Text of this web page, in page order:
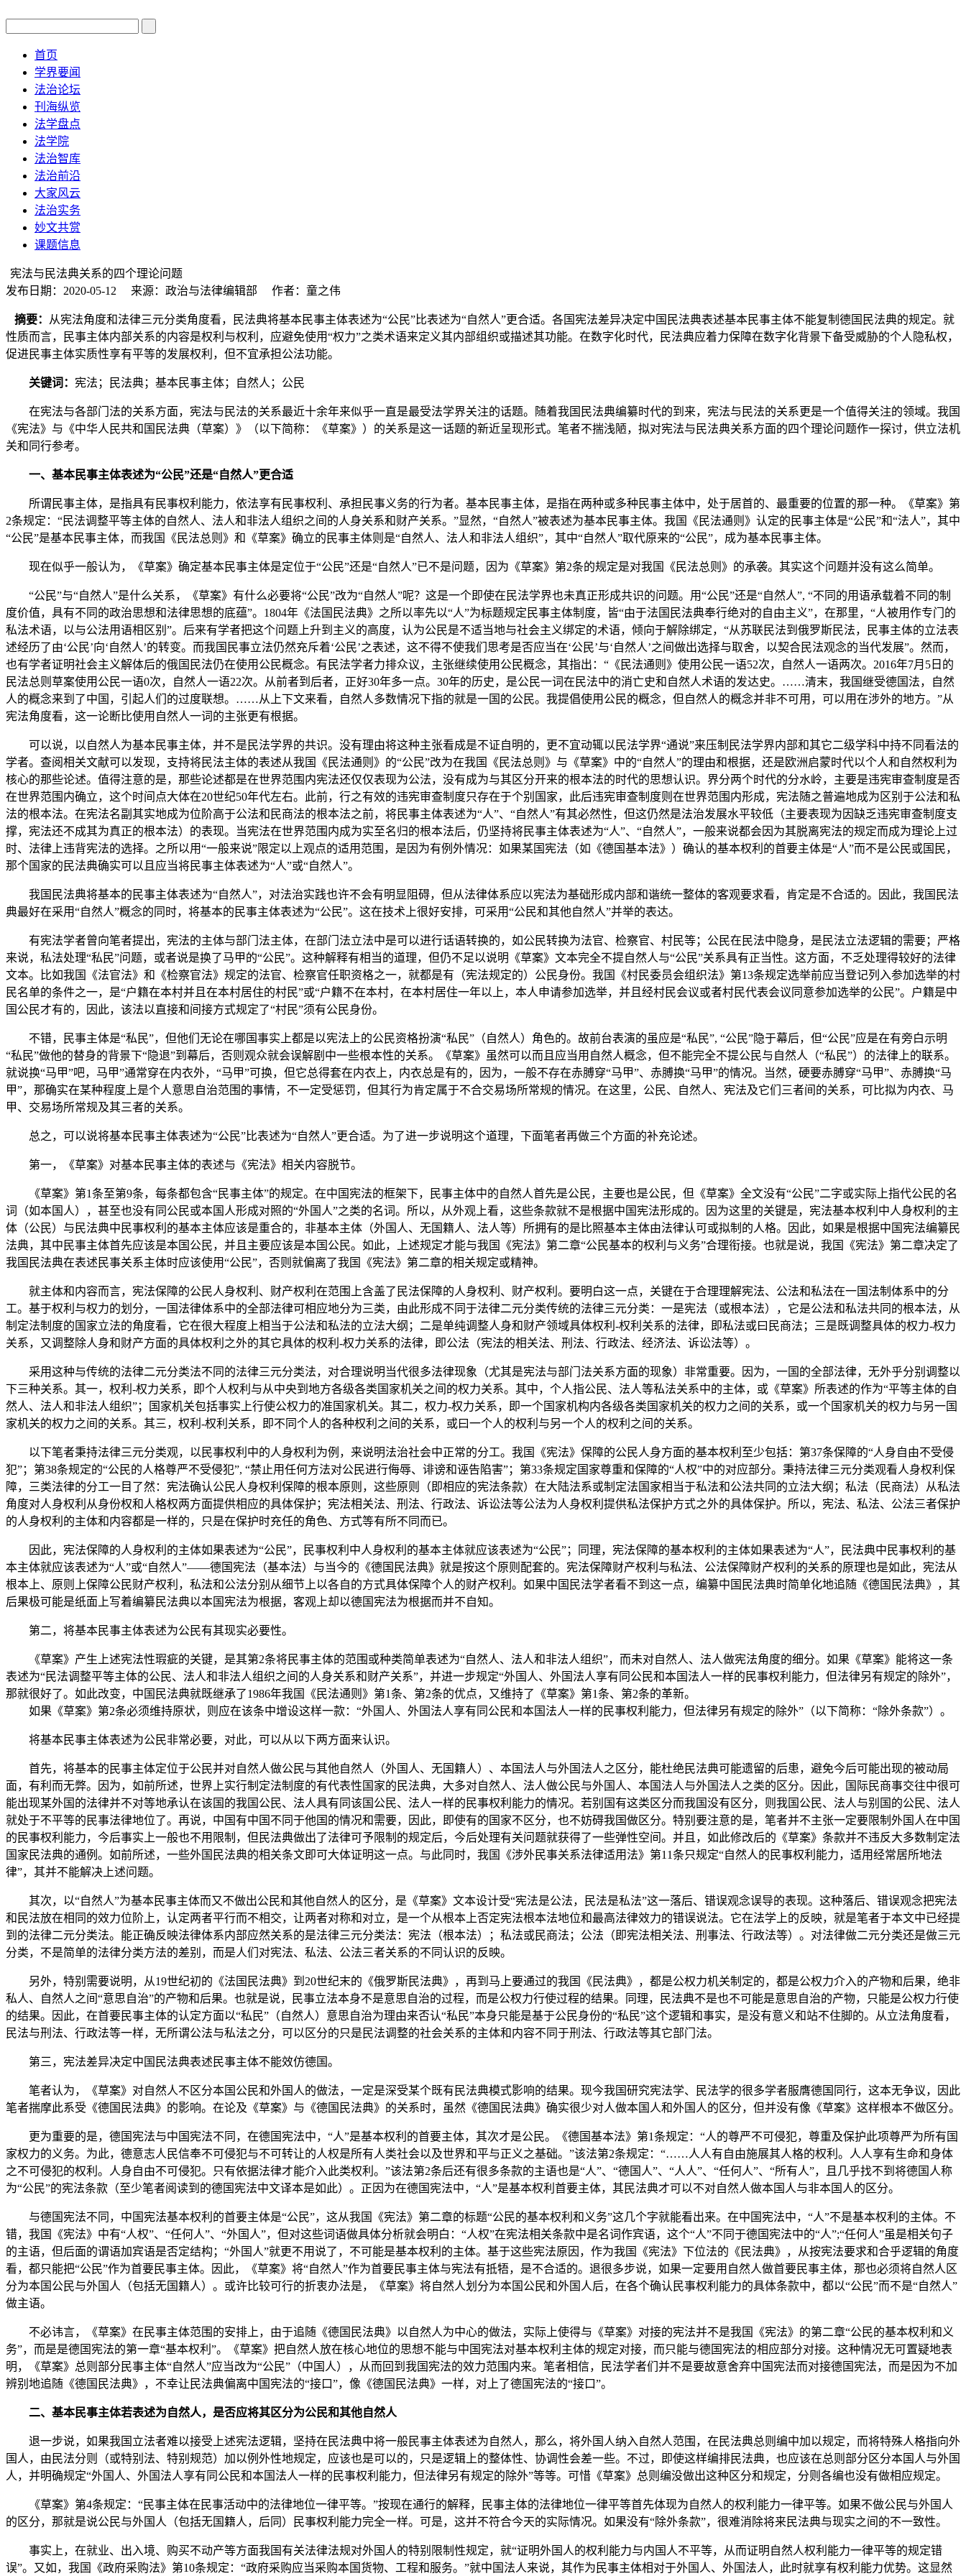
首页
学界要闻
法治论坛
刊海纵览
法学盘点
法学院
法治智库
法治前沿
大家风云
法治实务
妙文共赏
课题信息
宪法与民法典关系的四个理论问题
发布日期：2020-05-12 来源：政治与法律编辑部 作者：童之伟
摘要：
从宪法角度和法律三元分类角度看，民法典将基本民事主体表述为“公民”比表述为“自然人”更合适。各国宪法差异决定中国民法典表述基本民事主体不能复制德国民法典的规定。就
性质而言，民事主体内部关系的内容是权利与权利，应避免使用“权力”之类术语来定义其内部组织或描述其功能。在数字化时代，民法典应着力保障在数字化背景下备受威胁的个人隐私权，
促进民事主体实质性享有平等的发展权利，但不宜承担公法功能。
关键词： 宪法；民法典；基本民事主体；自然人；公民
在宪法与各部门法的关系方面，宪法与民法的关系最近十余年来似乎一直是最受法学界关注的话题。随着我国民法典编纂时代的到来，宪法与民法的关系更是一个值得关注的领域。我国
《宪法》与《中华人民共和国民法典（草案）》（以下简称：《草案》）的关系是这一话题的新近呈现形式。笔者不揣浅陋，拟对宪法与民法典关系方面的四个理论问题作一探讨，供立法机
关和同行参考。
一、基本民事主体表述为“公民”还是“自然人”更合适
所谓民事主体，是指具有民事权利能力，依法享有民事权利、承担民事义务的行为者。基本民事主体，是指在两种或多种民事主体中，处于居首的、最重要的位置的那一种。《草案》第
2条规定：“民法调整平等主体的自然人、法人和非法人组织之间的人身关系和财产关系。”显然，“自然人”被表述为基本民事主体。我国《民法通则》认定的民事主体是“公民”和“法人”，其中
“公民”是基本民事主体，而我国《民法总则》和《草案》确立的民事主体则是“自然人、法人和非法人组织”，其中“自然人”取代原来的“公民”，成为基本民事主体。
现在似乎一般认为，《草案》确定基本民事主体是定位于“公民”还是“自然人”已不是问题，因为《草案》第2条的规定是对我国《民法总则》的承袭。其实这个问题并没有这么简单。
“公民”与“自然人”是什么关系，《草案》有什么必要将“公民”改为“自然人”呢？这是一个即使在民法学界也未真正形成共识的问题。用“公民”还是“自然人”, “不同的用语承载着不同的制
度价值，具有不同的政治思想和法律思想的底蕴”。1804年《法国民法典》之所以率先以“人”为标题规定民事主体制度，皆“由于法国民法典奉行绝对的自由主义”，在那里，“人被用作专门的
私法术语，以与公法用语相区别”。后来有学者把这个问题上升到主义的高度，认为公民是不适当地与社会主义绑定的术语，倾向于解除绑定，“从苏联民法到俄罗斯民法，民事主体的立法表
述经历了由‘公民’向‘自然人’的转变。而我国民事立法仍然充斥着‘公民’之表述，这不得不使我们思考是否应当在‘公民’与‘自然人’之间做出选择与取舍，以契合民法观念的当代发展”。然而，
也有学者证明社会主义解体后的俄国民法仍在使用公民概念。有民法学者力排众议，主张继续使用公民概念，其指出：“《民法通则》使用公民一语52次，自然人一语两次。2016年7月5日的
民法总则草案使用公民一语0次，自然人一语22次。从前者到后者，正好30年多一点。30年的历史，是公民一词在民法中的消亡史和自然人术语的发达史。……清末，我国继受德国法，自然
人的概念来到了中国，引起人们的过度联想。……从上下文来看，自然人多数情况下指的就是一国的公民。我提倡使用公民的概念，但自然人的概念并非不可用，可以用在涉外的地方。”从
宪法角度看，这一论断比使用自然人一词的主张更有根据。
可以说，以自然人为基本民事主体，并不是民法学界的共识。没有理由将这种主张看成是不证自明的，更不宜动辄以民法学界“通说”来压制民法学界内部和其它二级学科中持不同看法的
学者。查阅相关文献可以发现，支持将民法主体的表述从我国《民法通则》的“公民”改为在我国《民法总则》与《草案》中的“自然人”的理由和根据，还是欧洲启蒙时代以个人和自然权利为
核心的那些论述。值得注意的是，那些论述都是在世界范围内宪法还仅仅表现为公法，没有成为与其区分开来的根本法的时代的思想认识。界分两个时代的分水岭，主要是违宪审查制度是否
在世界范围内确立，这个时间点大体在20世纪50年代左右。此前，行之有效的违宪审查制度只存在于个别国家，此后违宪审查制度则在世界范围内形成，宪法随之普遍地成为区别于公法和私
法的根本法。在宪法名副其实地成为位阶高于公法和民商法的根本法之前，将民事主体表述为“人”、“自然人”有其必然性，但这仍然是法治发展水平较低（主要表现为因缺乏违宪审查制度支
撑，宪法还不成其为真正的根本法）的表现。当宪法在世界范围内成为实至名归的根本法后，仍坚持将民事主体表述为“人”、“自然人”，一般来说都会因为其脱离宪法的规定而成为理论上过
时、法律上违背宪法的选择。之所以用“一般来说”限定以上观点的适用范围，是因为有例外情况：如果某国宪法（如《德国基本法》）确认的基本权利的首要主体是“人”而不是公民或国民，
那个国家的民法典确实可以且应当将民事主体表述为“人”或“自然人”。
我国民法典将基本的民事主体表述为“自然人”，对法治实践也许不会有明显阻碍，但从法律体系应以宪法为基础形成内部和谐统一整体的客观要求看，肯定是不合适的。因此，我国民法
典最好在采用“自然人”概念的同时，将基本的民事主体表述为“公民”。这在技术上很好安排，可采用“公民和其他自然人”并举的表达。
有宪法学者曾向笔者提出，宪法的主体与部门法主体，在部门法立法中是可以进行话语转换的，如公民转换为法官、检察官、村民等；公民在民法中隐身，是民法立法逻辑的需要；严格
来说，私法处理“私民”问题，或者说是换了马甲的“公民”。这种解释有相当的道理，但仍不足以说明《草案》文本完全不提自然人与“公民”关系具有正当性。这方面，不乏处理得较好的法律
文本。比如我国《法官法》和《检察官法》规定的法官、检察官任职资格之一，就都是有（宪法规定的）公民身份。我国《村民委员会组织法》第13条规定选举前应当登记列入参加选举的村
民名单的条件之一，是“户籍在本村并且在本村居住的村民”或“户籍不在本村，在本村居住一年以上，本人申请参加选举，并且经村民会议或者村民代表会议同意参加选举的公民”。户籍是中
国公民才有的，因此，该法以直接和间接方式规定了“村民”须有公民身份。
不错，民事主体是“私民”，但他们无论在哪国事实上都是以宪法上的公民资格扮演“私民”（自然人）角色的。故前台表演的虽应是“私民”, “公民”隐于幕后，但“公民”应是在有旁白示明
“私民”做他的替身的背景下“隐退”到幕后，否则观众就会误解剧中一些根本性的关系。《草案》虽然可以而且应当用自然人概念，但不能完全不提公民与自然人（“私民”）的法律上的联系。
就说换“马甲”吧，马甲”通常穿在内衣外，“马甲”可换，但它总得套在内衣上，内衣总是有的，因为，一般不存在赤膊穿“马甲”、赤膊换“马甲”的情况。当然，硬要赤膊穿“马甲”、赤膊换“马
甲”，那确实在某种程度上是个人意思自治范围的事情，不一定受惩罚，但其行为肯定属于不合交易场所常规的情况。在这里，公民、自然人、宪法及它们三者间的关系，可比拟为内衣、马
甲、交易场所常规及其三者的关系。
总之，可以说将基本民事主体表述为“公民”比表述为“自然人”更合适。为了进一步说明这个道理，下面笔者再做三个方面的补充论述。
第一，《草案》对基本民事主体的表述与《宪法》相关内容脱节。
《草案》第1条至第9条，每条都包含“民事主体”的规定。在中国宪法的框架下，民事主体中的自然人首先是公民，主要也是公民，但《草案》全文没有“公民”二字或实际上指代公民的名
词（如本国人），甚至也没有同公民或本国人形成对照的“外国人”之类的名词。所以，从外观上看，这些条款就不是根据中国宪法形成的。因为这里的关键是，宪法基本权利中人身权利的主
体（公民）与民法典中民事权利的基本主体应该是重合的，非基本主体（外国人、无国籍人、法人等）所拥有的是比照基本主体由法律认可或拟制的人格。因此，如果是根据中国宪法编纂民
法典，其中民事主体首先应该是本国公民，并且主要应该是本国公民。如此，上述规定才能与我国《宪法》第二章“公民基本的权利与义务”合理衔接。也就是说，我国《宪法》第二章决定了
我国民法典在表述民事关系主体时应该使用“公民”，否则就偏离了我国《宪法》第二章的相关规定或精神。
就主体和内容而言，宪法保障的公民人身权利、财产权利在范围上含盖了民法保障的人身权利、财产权利。要明白这一点，关键在于合理理解宪法、公法和私法在一国法制体系中的分
工。基于权利与权力的划分，一国法律体系中的全部法律可相应地分为三类，由此形成不同于法律二元分类传统的法律三元分类：一是宪法（或根本法），它是公法和私法共同的根本法，从
制定法制度的国家立法的角度看，它在很大程度上相当于公法和私法的立法大纲；二是单纯调整人身和财产领域具体权利-权利关系的法律，即私法或曰民商法；三是既调整具体的权力-权力
关系，又调整除人身和财产方面的具体权利之外的其它具体的权利-权力关系的法律，即公法（宪法的相关法、刑法、行政法、经济法、诉讼法等）。
采用这种与传统的法律二元分类法不同的法律三元分类法，对合理说明当代很多法律现象（尤其是宪法与部门法关系方面的现象）非常重要。因为，一国的全部法律，无外乎分别调整以
下三种关系。其一，权利-权力关系，即个人权利与从中央到地方各级各类国家机关之间的权力关系。其中，个人指公民、法人等私法关系中的主体，或《草案》所表述的作为“平等主体的自
然人、法人和非法人组织”；国家机关包括事实上行使公权力的准国家机关。其二，权力-权力关系，即一个国家机构内各级各类国家机关的权力之间的关系，或一个国家机关的权力与另一国
家机关的权力之间的关系。其三，权利-权利关系，即不同个人的各种权利之间的关系，或曰一个人的权利与另一个人的权利之间的关系。
以下笔者秉持法律三元分类观，以民事权利中的人身权利为例，来说明法治社会中正常的分工。我国《宪法》保障的公民人身方面的基本权利至少包括：第37条保障的“人身自由不受侵
犯”；第38条规定的“公民的人格尊严不受侵犯”, “禁止用任何方法对公民进行侮辱、诽谤和诬告陷害”；第33条规定国家尊重和保障的“人权”中的对应部分。秉持法律三元分类观看人身权利保
障，三类法律的分工一目了然：宪法确认公民人身权利保障的根本原则，这些原则（即相应的宪法条款）在大陆法系或制定法国家相当于私法和公法共同的立法大纲；私法（民商法）从私法
角度对人身权利从身份权和人格权两方面提供相应的具体保护；宪法相关法、刑法、行政法、诉讼法等公法为人身权利提供私法保护方式之外的具体保护。所以，宪法、私法、公法三者保护
的人身权利的主体和内容都是一样的，只是在保护时充任的角色、方式等有所不同而已。
因此，宪法保障的人身权利的主体如果表述为“公民”，民事权利中人身权利的基本主体就应该表述为“公民”；同理，宪法保障的基本权利的主体如果表述为“人”，民法典中民事权利的基
本主体就应该表述为“人”或“自然人”——德国宪法（基本法）与当今的《德国民法典》就是按这个原则配套的。宪法保障财产权利与私法、公法保障财产权利的关系的原理也是如此，宪法从
根本上、原则上保障公民财产权利，私法和公法分别从细节上以各自的方式具体保障个人的财产权利。如果中国民法学者看不到这一点，编纂中国民法典时简单化地追随《德国民法典》，其
后果极可能是纸面上写着编纂民法典以本国宪法为根据，客观上却以德国宪法为根据而并不自知。
第二，将基本民事主体表述为公民有其现实必要性。
《草案》产生上述宪法性瑕疵的关键，是其第2条将民事主体的范围或种类简单表述为“自然人、法人和非法人组织”，而未对自然人、法人做宪法角度的细分。如果《草案》能将这一条
表述为“民法调整平等主体的公民、法人和非法人组织之间的人身关系和财产关系”，并进一步规定“外国人、外国法人享有同公民和本国法人一样的民事权利能力，但法律另有规定的除外”，
那就很好了。如此改变，中国民法典就既继承了1986年我国《民法通则》第1条、第2条的优点，又维持了《草案》第1条、第2条的革新。
如果《草案》第2条必须维持原状，则应在该条中增设这样一款：“外国人、外国法人享有同公民和本国法人一样的民事权利能力，但法律另有规定的除外”（以下简称：“除外条款”）。
将基本民事主体表述为公民非常必要，对此，可以从以下两方面来认识。
首先，将基本的民事主体定位于公民并对自然人做公民与其他自然人（外国人、无国籍人）、本国法人与外国法人之区分，能杜绝民法典可能遗留的后患，避免今后可能出现的被动局
面，有利而无弊。因为，如前所述，世界上实行制定法制度的有代表性国家的民法典，大多对自然人、法人做公民与外国人、本国法人与外国法人之类的区分。因此，国际民商事交往中很可
能出现某外国的法律并不对等地承认在该国的我国公民、法人具有同该国公民、法人一样的民事权利能力的情况。若别国有这类区分而我国没有区分，则我国公民、法人与别国的公民、法人
就处于不平等的民事法律地位了。再说，中国有中国不同于他国的情况和需要，因此，即使有的国家不区分，也不妨碍我国做区分。特别要注意的是，笔者并不主张一定要限制外国人在中国
的民事权利能力，今后事实上一般也不用限制，但民法典做出了法律可予限制的规定后，今后处理有关问题就获得了一些弹性空间。并且，如此修改后的《草案》条款并不违反大多数制定法
国家民法典的通例。如前所述，一些外国民法典的相关条文即可大体证明这一点。与此同时，我国《涉外民事关系法律适用法》第11条只规定“自然人的民事权利能力，适用经常居所地法
律”，其并不能解决上述问题。
其次，以“自然人”为基本民事主体而又不做出公民和其他自然人的区分，是《草案》文本设计受“宪法是公法，民法是私法”这一落后、错误观念误导的表现。这种落后、错误观念把宪法
和民法放在相同的效力位阶上，认定两者平行而不相交，让两者对称和对立，是一个从根本上否定宪法根本法地位和最高法律效力的错误说法。它在法学上的反映，就是笔者于本文中已经提
到的法律二元分类法。能正确反映法律体系内部应然关系的是法律三元分类法：宪法（根本法）；私法或民商法；公法（即宪法相关法、刑事法、行政法等）。对法律做二元分类还是做三元
分类，不是简单的法律分类方法的差别，而是人们对宪法、私法、公法三者关系的不同认识的反映。
另外，特别需要说明，从19世纪初的《法国民法典》到20世纪末的《俄罗斯民法典》，再到马上要通过的我国《民法典》，都是公权力机关制定的，都是公权力介入的产物和后果，绝非
私人、自然人之间“意思自治”的产物和后果。也就是说，民事立法本身不是意思自治的过程，而是公权力行使过程的结果。同理，民法典不是也不可能是意思自治的产物，只能是公权力行使
的结果。因此，在首要民事主体的认定方面以“私民”（自然人）意思自治为理由来否认“私民”本身只能是基于公民身份的“私民”这个逻辑和事实，是没有意义和站不住脚的。从立法角度看，
民法与刑法、行政法等一样，无所谓公法与私法之分，可以区分的只是民法调整的社会关系的主体和内容不同于刑法、行政法等其它部门法。
第三，宪法差异决定中国民法典表述民事主体不能效仿德国。
笔者认为，《草案》对自然人不区分本国公民和外国人的做法，一定是深受某个既有民法典模式影响的结果。现今我国研究宪法学、民法学的很多学者服膺德国同行，这本无争议，因此
笔者揣摩此系受《德国民法典》的影响。在论及《草案》与《德国民法典》的关系时，虽然《德国民法典》确实很少对人做本国人和外国人的区分，但并没有像《草案》这样根本不做区分。
更为重要的是，德国宪法与中国宪法不同，在德国宪法中，“人”是基本权利的首要主体，其次才是公民。《德国基本法》第1条规定：“人的尊严不可侵犯，尊重及保护此项尊严为所有国
家权力的义务。为此，德意志人民信奉不可侵犯与不可转让的人权是所有人类社会以及世界和平与正义之基础。”该法第2条规定：“……人人有自由施展其人格的权利。人人享有生命和身体
之不可侵犯的权利。人身自由不可侵犯。只有依据法律才能介入此类权利。”该法第2条后还有很多条款的主语也是“人”、“德国人”、“人人”、“任何人”、“所有人”，且几乎找不到将德国人称
为“公民”的宪法条款（至少笔者阅读到的德国宪法中文译本是如此）。正因为在德国宪法中，“人”是基本权利首要主体，其民法典才可以不对自然人做本国人与非本国人的区分。
与德国宪法不同，中国宪法基本权利的首要主体是“公民”，这从我国《宪法》第二章的标题“公民的基本权利和义务”这几个字就能看出来。在中国宪法中，“人”不是基本权利的主体。不
错，我国《宪法》中有“人权”、“任何人”、“外国人”，但对这些词语做具体分析就会明白：“人权”在宪法相关条款中是名词作宾语，这个“人”不同于德国宪法中的“人”;“任何人”虽是相关句子
的主语，但后面的谓语加宾语是否定结构；“外国人”就更不用说了，不可能是基本权利的主体。基于这些宪法原因，作为我国《宪法》下位法的《民法典》，从按宪法要求和合乎逻辑的角度
看，都只能把“公民”作为首要民事主体。因此，《草案》将“自然人”作为首要民事主体与宪法有抵牾，是不合适的。退很多步说，如果一定要用自然人做首要民事主体，那也必须将自然人区
分为本国公民与外国人（包括无国籍人）。或许比较可行的折衷办法是，《草案》将自然人划分为本国公民和外国人后，在各个确认民事权利能力的具体条款中，都以“公民”而不是“自然人”
做主语。
不必讳言，《草案》在民事主体范围的安排上，由于追随《德国民法典》以自然人为中心的做法，实际上使得与《草案》对接的宪法并不是我国《宪法》的第二章“公民的基本权利和义
务”，而是是德国宪法的第一章“基本权利”。《草案》把自然人放在核心地位的思想不能与中国宪法对基本权利主体的规定对接，而只能与德国宪法的相应部分对接。这种情况无可置疑地表
明，《草案》总则部分民事主体“自然人”应当改为“公民”（中国人），从而回到我国宪法的效力范围内来。笔者相信，民法学者们并不是要故意舍弃中国宪法而对接德国宪法，而是因为不加
辨别地追随《德国民法典》，不幸让民法典偏离中国宪法的“接口”，像《德国民法典》一样，对上了德国宪法的“接口”。
二、基本民事主体若表述为自然人，是否应将其区分为公民和其他自然人
退一步说，如果我国立法者难以接受上述宪法逻辑，坚持在民法典中将一般民事主体表述为自然人，那么，将外国人纳入自然人范围，在民法典总则编中加以规定，而将特殊人格指向外
国人，由民法分则（或特别法、特别规范）加以例外性地规定，应该也是可以的，只是逻辑上的整体性、协调性会差一些。不过，即使这样编排民法典，也应该在总则部分区分本国人与外国
人，并明确规定“外国人、外国法人享有同公民和本国法人一样的民事权利能力，但法律另有规定的除外”等等。可惜《草案》总则编没做出这种区分和规定，分则各编也没有做相应规定。
《草案》第4条规定：“民事主体在民事活动中的法律地位一律平等。”按现在通行的解释，民事主体的法律地位一律平等首先体现为自然人的权利能力一律平等。如果不做公民与外国人
的区分，那就是说公民与外国人（包括无国籍人，后同）民事权利能力完全一样。可是，这并不符合今天的实际情况。如果没有“除外条款”，很难消除将来民法典与现实之间的不一致性。
事实上，在就业、出入境、购买不动产等方面我国有关法律法规对外国人的特别限制性规定，就“证明外国人的权利能力与内国人不平等，从而证明自然人权利能力一律平等的规定错
误”。又如，我国《政府采购法》第10条规定：“政府采购应当采购本国货物、工程和服务。”就中国法人来说，其作为民事主体相对于外国人、外国法人，此时就享有权利能力优势。这显然